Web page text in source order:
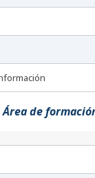
Área de